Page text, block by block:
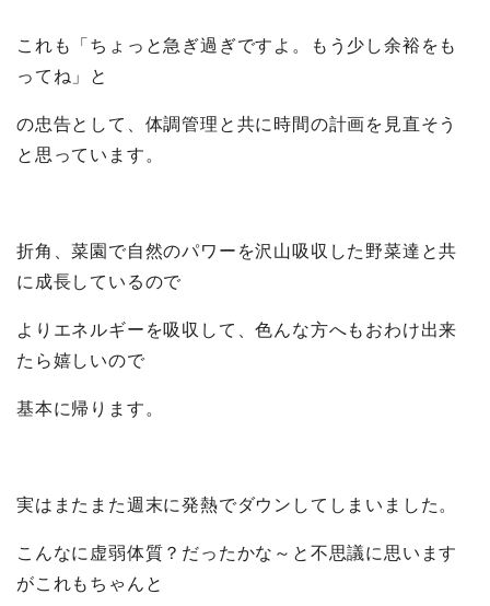
これも「ちょっと急ぎ過ぎですよ。もう少し余裕をも
ってね」と
の忠告として、体調管理と共に時間の計画を見直そう
と思っています。
折角、菜園で自然のパワーを沢山吸収した野菜達と共
に成長しているので
よりエネルギーを吸収して、色んな方へもおわけ出来
たら嬉しいので
基本に帰ります。
実はまたまた週末に発熱でダウンしてしまいました。
こんなに虚弱体質？だったかな～と不思議に思います
がこれもちゃんと